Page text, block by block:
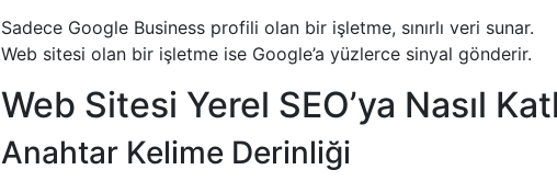
Sadece Google Business profili olan bir işletme, sınırlı veri sunar.
Web sitesi olan bir işletme ise Google’a yüzlerce sinyal gönderir.
Web Sitesi Yerel SEO’ya Nasıl
Anahtar Kelime Derinliği